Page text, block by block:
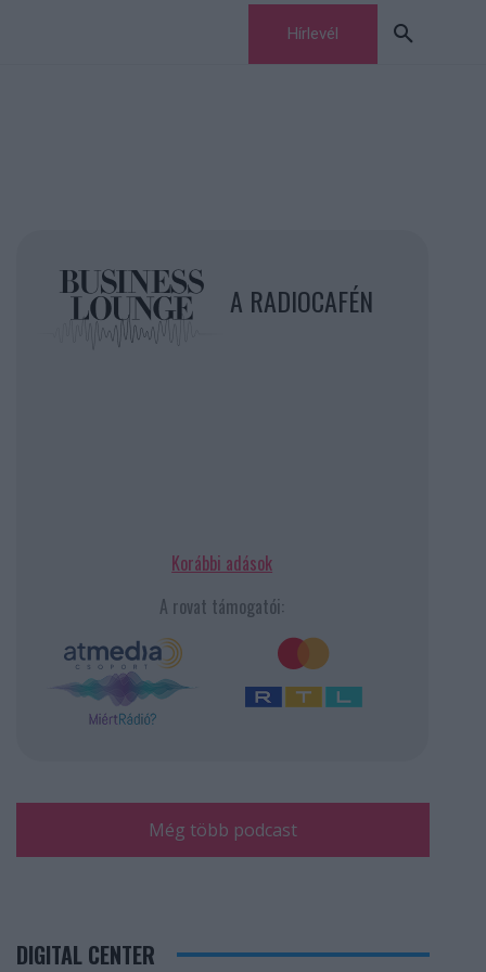
Hírlevél
A RADIOCAFÉN
Korábbi adások
A rovat támogatói:
Még több podcast
DIGITAL CENTER